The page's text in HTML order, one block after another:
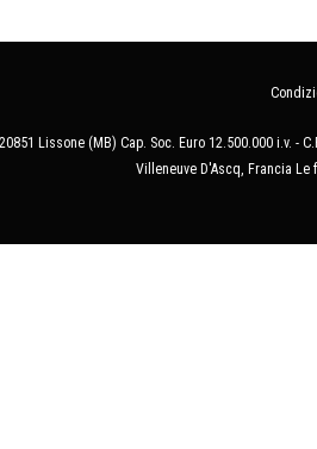
Lissone (MB) Cap. Soc. Euro 12.500.000 i.v. -
Villeneuve D'Ascq, Francia